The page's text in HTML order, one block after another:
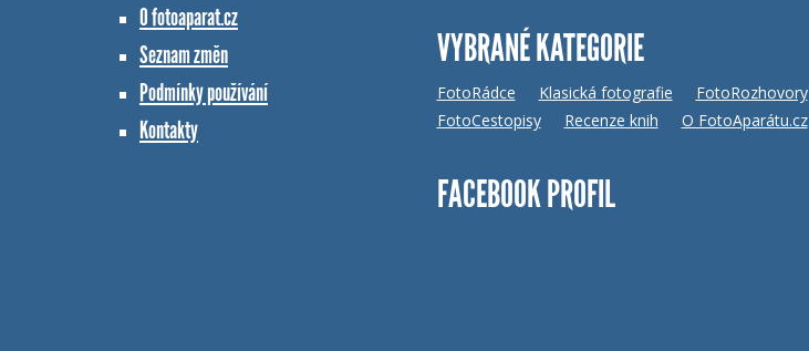
O fotoaparat.cz
Seznam změn
Podmínky používání
Kontakty
VYBRANÉ KATEGORIE
FotoRádce Klasická fotografie
FotoRozhovory
FotoCestopisy
Recenze knih O FotoAparátu.cz
FACEBOOK PROFIL